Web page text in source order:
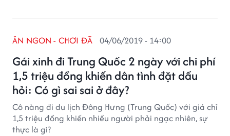
Gái xinh đi Trung Quốc 2 ngày với chi phí
1,5 triệu đồng khiến dân tình đặt dấu
hỏi: Có gì sai sai ở đây?
ĂN NGON - CHƠI ĐÃ 04/06/2019 - 14:00
Cô nàng đi du lịch Đông Hưng (Trung Quốc) với giá chỉ
1,5 triệu đồng khiến nhiều người phải ngạc nhiên, sự
thực là gì?